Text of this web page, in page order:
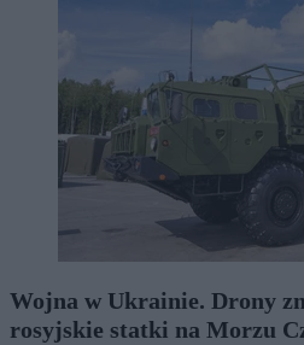
Wojna w Ukrainie. Drony
rosyjskie statki na Morzu